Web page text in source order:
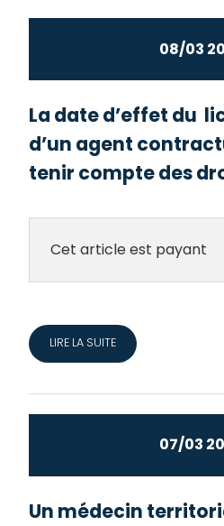
08/03
La date d’effet du
d’un agent
tenir compte des
Cet article est payant
LIRE LA SUITE
07/03
Un médecin